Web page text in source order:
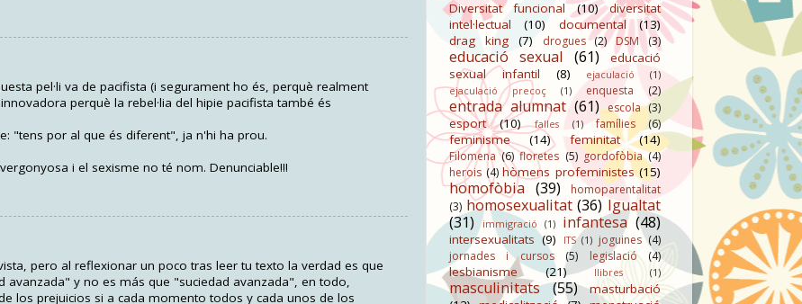
pel·li va de pacifista (i segurament ho és, perquè realment
perquè la rebel·lia del hipie pacifista també és
"tens por al que és diferent", ja n'hi ha prou.
i el sexisme no té nom. Denunciable!!!
pero al reflexionar un poco tras leer tu texto la verdad es que
avanzada" y no es más que "suciedad avanzada", en todo,
los prejuicios si a cada momento todos y cada unos de los
Diversitat funcional (10)
diversitat
intel·lectual
(10) documental
(13)
drag king
(7) drogues (2) DSM (3)
educació sexual (61)
educació
sexual infantil
(8) ejaculació
(1)
ejaculació precoç
(1) enquesta (2)
entrada alumnat (61) escola (3)
esport (10) falles (1) famílies (6)
feminisme (14) feminitat (14)
Filomena (6) floretes (5) gordofòbia (4)
herois (4) hòmens profeministes (15)
homofòbia (39)
homoparentalitat
(3) homosexualitat (36) Igualtat
(31)
immigració (1) infantesa (48)
intersexualitats (9) ITS (1) joguines (4)
jornades i cursos
(5) legislació (4)
lesbianisme (21) llibres (1)
masculinitats (55)
masturbació